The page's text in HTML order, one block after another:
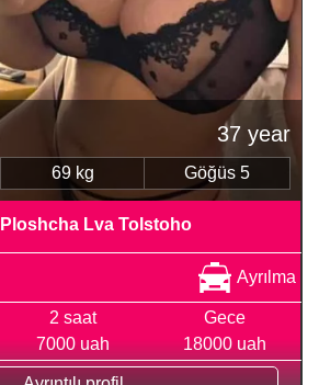
37 year
69 kg Göğüs 5
Ploshcha Lva Tolstoho
Ayrılma
2 saat
7000 uah
Gece
18000 uah